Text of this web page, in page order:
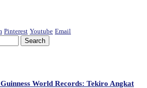
Pinterest Youtube Email
World Records: Tekiro Angkat